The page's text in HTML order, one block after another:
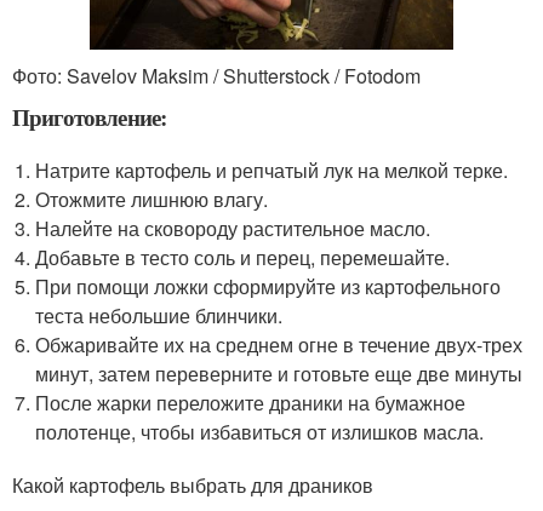
Фото: Savelov Maksim / Shutterstock / Fotodom
Приготовление:
Натрите картофель и репчатый лук на мелкой терке.
Отожмите лишнюю влагу.
Налейте на сковороду растительное масло.
Добавьте в тесто соль и перец, перемешайте.
При помощи ложки сформируйте из картофельного
теста небольшие блинчики.
Обжаривайте их на среднем огне в течение двух-трех
минут, затем переверните и готовьте еще две минуты
После жарки переложите драники на бумажное
полотенце, чтобы избавиться от излишков масла.
Какой картофель выбрать для драников